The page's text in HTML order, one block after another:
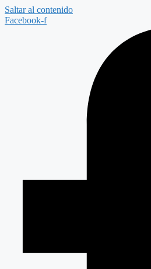
Saltar al contenido
Facebook-f